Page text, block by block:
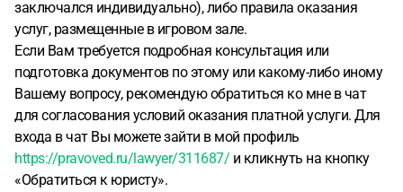
заключался индивидуально), либо правила оказания
услуг, размещенные в игровом зале.
Если Вам требуется подробная консультация или
подготовка документов по этому или какому-либо иному
Вашему вопросу, рекомендую обратиться ко мне в чат
для согласования условий оказания платной услуги. Для
входа в чат Вы можете зайти в мой профиль
https://pravoved.ru/lawyer/311687/ и кликнуть на кнопку
«Обратиться к юристу».